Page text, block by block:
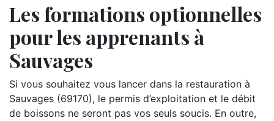
Les formations optionnelles
pour les apprenants à
Sauvages
Si vous souhaitez vous lancer dans la restauration à
Sauvages (69170), le permis d’exploitation et le débit
de boissons ne seront pas vos seuls soucis. En outre,